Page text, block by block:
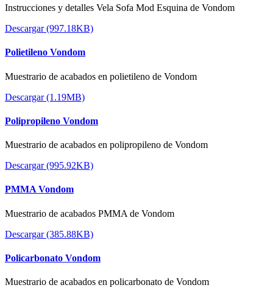
Instrucciones y detalles Vela Sofa Mod Esquina de Vondom
Descargar (997.18KB)
Polietileno Vondom
Muestrario de acabados en polietileno de Vondom
Descargar (1.19MB)
Polipropileno Vondom
Muestrario de acabados en polipropileno de Vondom
Descargar (995.92KB)
PMMA Vondom
Muestrario de acabados PMMA de Vondom
Descargar (385.88KB)
Policarbonato Vondom
Muestrario de acabados en policarbonato de Vondom